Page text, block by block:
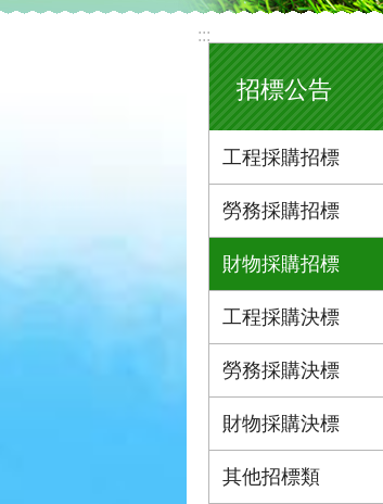
:::
招標公告
工程採購招標
勞務採購招標
財物採購招標
工程採購決標
勞務採購決標
財物採購決標
其他招標類